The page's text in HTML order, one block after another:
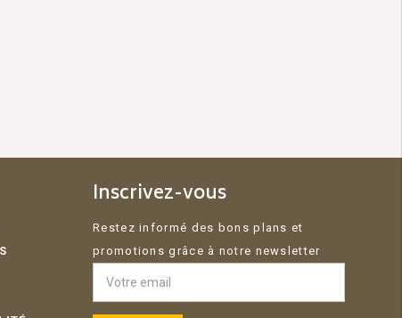
Inscrivez-vous
Restez informé des bons plans et
promotions grâce à notre newsletter